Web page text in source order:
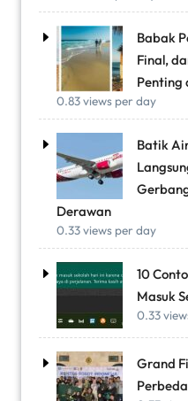
Babak
Final,
Penting
0.83 views per day
Batik
Derawan
0.33 views per day
10
Masuk
0.33
Grand